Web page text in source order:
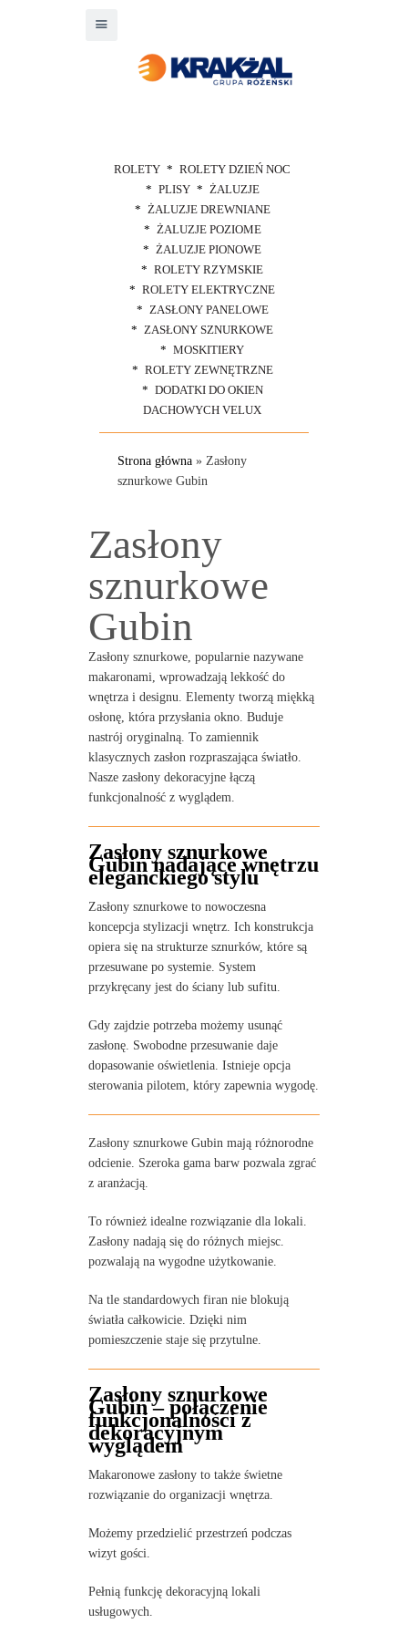
ROLETY
ROLETY DZIEŃ NOC
PLISY
ŻALUZJE
ŻALUZJE DREWNIANE
ŻALUZJE POZIOME
ŻALUZJE PIONOWE
ROLETY RZYMSKIE
ROLETY ELEKTRYCZNE
ZASŁONY PANELOWE
ZASŁONY SZNURKOWE
MOSKITIERY
ROLETY ZEWNĘTRZNE
DODATKI DO OKIEN
DACHOWYCH VELUX
Strona główna » Zasłony
sznurkowe Gubin
Zasłony
sznurkowe
Gubin
Zasłony sznurkowe, popularnie nazywane
makaronami, wprowadzają lekkość do
wnętrza i designu. Elementy tworzą miękką
osłonę, która przysłania okno. Buduje
nastrój oryginalną. To zamiennik
klasycznych zasłon rozpraszająca światło.
Nasze zasłony dekoracyjne łączą
funkcjonalność z wyglądem.
Zasłony sznurkowe
Gubin nadające wnętrzu
eleganckiego stylu
Zasłony sznurkowe to nowoczesna
koncepcja stylizacji wnętrz. Ich konstrukcja
opiera się na strukturze sznurków, które są
przesuwane po systemie. System
przykręcany jest do ściany lub sufitu.
Gdy zajdzie potrzeba możemy usunąć
zasłonę. Swobodne przesuwanie daje
dopasowanie oświetlenia. Istnieje opcja
sterowania pilotem, który zapewnia wygodę.
Zasłony sznurkowe Gubin mają różnorodne
odcienie. Szeroka gama barw pozwala zgrać
z aranżacją.
To również idealne rozwiązanie dla lokali.
Zasłony nadają się do różnych miejsc.
pozwalają na wygodne użytkowanie.
Na tle standardowych firan nie blokują
światła całkowicie. Dzięki nim
pomieszczenie staje się przytulne.
Zasłony sznurkowe
Gubin – połączenie
funkcjonalności z
dekoracyjnym
wyglądem
Makaronowe zasłony to także świetne
rozwiązanie do organizacji wnętrza.
Możemy przedzielić przestrzeń podczas
wizyt gości.
Pełnią funkcję dekoracyjną lokali
usługowych.